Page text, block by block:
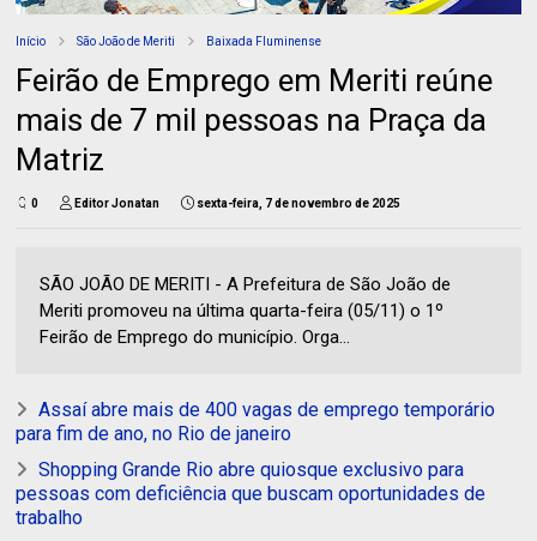
Início São João de Meriti Baixada Fluminense
Feirão de Emprego em Meriti reúne
mais de 7 mil pessoas na Praça da
Matriz
0 Editor Jonatan sexta-feira, 7 de novembro de 2025
SÃO JOÃO DE MERITI - A Prefeitura de São João de
Meriti promoveu na última quarta-feira (05/11) o 1º
Feirão de Emprego do município. Orga...
Assaí abre mais de 400 vagas de emprego temporário
para fim de ano, no Rio de janeiro
Shopping Grande Rio abre quiosque exclusivo para
pessoas com deficiência que buscam oportunidades de
trabalho